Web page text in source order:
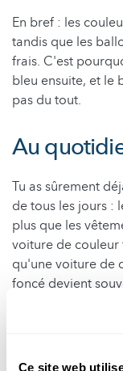
Ce site web
En bref : les
tandis que les
frais. C'est
bleu ensuite, et le
pas du tout.
Au
Tu as sûrement
de tous les jours :
plus que les
voiture de
qu'une voiture de
foncé devient
ou les pierres
en été, les gens